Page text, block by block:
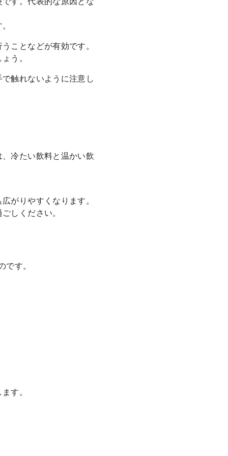
ことなどが有効です。
う。
触れないように注意し
冷たい飲料と温かい飲
がりやすくなります。
しください。
す。
す。